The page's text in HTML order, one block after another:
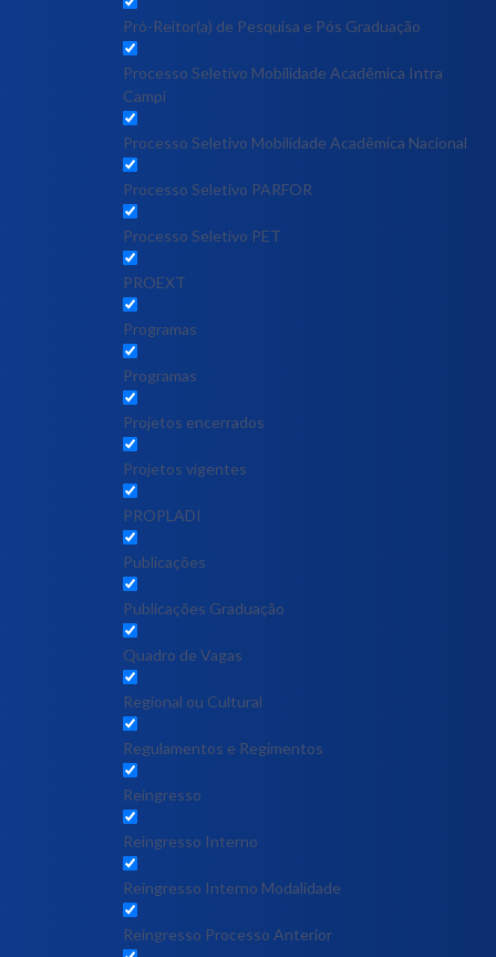
Pró-Reitor(a) de Pesquisa e Pós Graduação
Processo Seletivo Mobilidade Acadêmica Intra
Campi
Processo Seletivo Mobilidade Acadêmica Nacional
Processo Seletivo PARFOR
Processo Seletivo PET
PROEXT
Programas
Programas
Projetos encerrados
Projetos vigentes
PROPLADI
Publicações
Publicações Graduação
Quadro de Vagas
Regional ou Cultural
Regulamentos e Regimentos
Reingresso
Reingresso Interno
Reingresso Interno Modalidade
Reingresso Processo Anterior